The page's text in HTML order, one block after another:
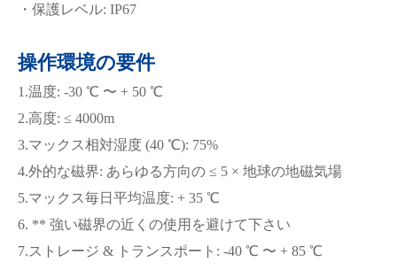
・保護レベル: IP67
操作環境の要件
1.温度: -30 ℃ 〜 + 50 ℃
2.高度: ≤ 4000m
3.マックス相対湿度 (40 ℃): 75%
4.外的な磁界: あらゆる方向の ≤ 5 × 地球の地磁気場
5.マックス毎日平均温度: + 35 ℃
6. ** 強い磁界の近くの使用を避けて下さい
7.ストレージ & トランスポート: -40 ℃ 〜 + 85 ℃